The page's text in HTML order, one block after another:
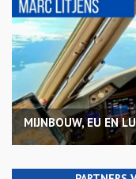
MIJNBOUW, EU EN